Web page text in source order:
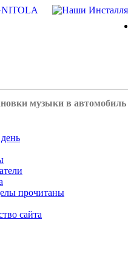
музыки в автомобиль
прочитаны
сайта